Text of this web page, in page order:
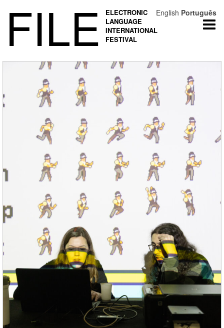
FILE
ELECTRONIC
LANGUAGE
INTERNATIONAL
FESTIVAL
English Português